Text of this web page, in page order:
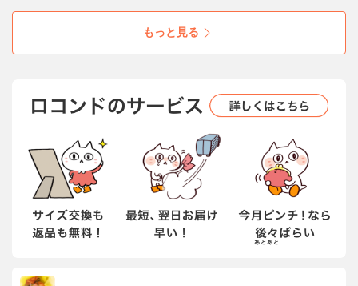
にエッジを効かせます。スポーティーながら
も、オールブラックでまとめることで都会的な
モード感を演出しています。
もっと見る